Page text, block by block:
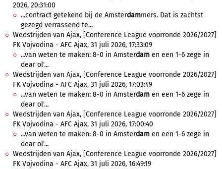
2026, 20:31:00
...contract getekend bij de Amsterdammers. Dat is zachtst
gezegd verrassend te...
Wedstrijden van Ajax, [Conference League voorronde 2026/2027]
FK Vojvodina - AFC Ajax, 31 juli 2026, 17:33:09
...van weten te maken: 8-0 in Amsterdam en een 1-6 zege in
dear ol'...
Wedstrijden van Ajax, [Conference League voorronde 2026/2027]
FK Vojvodina - AFC Ajax, 31 juli 2026, 17:03:49
...van weten te maken: 8-0 in Amsterdam en een 1-6 zege in
dear ol'...
Wedstrijden van Ajax, [Conference League voorronde 2026/2027]
FK Vojvodina - AFC Ajax, 31 juli 2026, 17:00:40
...van weten te maken: 8-0 in Amsterdam en een 1-6 zege in
dear ol'...
Wedstrijden van Ajax, [Conference League voorronde 2026/2027]
FK Vojvodina - AFC Ajax, 31 juli 2026, 16:49:19